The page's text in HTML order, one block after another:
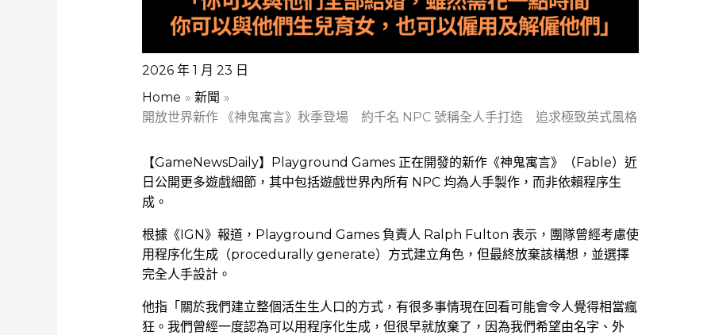
2026 年 1 月 23 日
Home
新聞
開放世界新作 《神鬼寓言》秋季登場 約千名 NPC 號稱全人手打造 追求極致英式風格
【GameNewsDaily】Playground Games 正在開發的新作《神鬼寓言》（Fable）近
日公開更多遊戲細節，其中包括遊戲世界內所有 NPC 均為人手製作，而非依賴程序生
成。
根據《IGN》報道，Playground Games 負責人 Ralph Fulton 表示，團隊曾經考慮使
用程序化生成（procedurally generate）方式建立角色，但最終放棄該構想，並選擇
完全人手設計。
他指「關於我們建立整個活生生人口的方式，有很多事情現在回看可能會令人覺得相當瘋
狂。我們曾經一度認為可以用程序化生成，但很早就放棄了，因為我們希望由名字、外